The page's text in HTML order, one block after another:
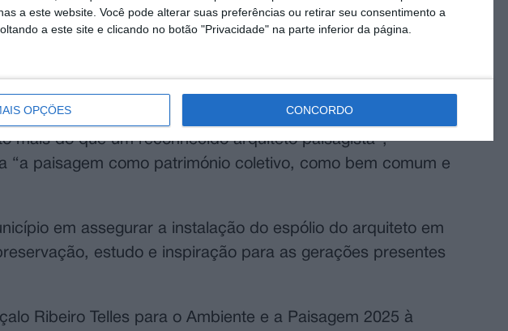
a este website. Você pode alterar suas preferências ou retirar seu consentimento a
a este site e clicando no botão "Privacidade" na parte inferior da página.
OPÇÕES CONCORDO
Ribeiro Telles com o território.
artéria desta vila, o município inscreve de forma
cuja vida, pensamento e obra marcaram
mais do que um reconhecido arquiteto paisagista”,
“a paisagem como património coletivo, como bem comum e
em assegurar a instalação do espólio do arquiteto em
estudo e inspiração para as gerações presentes
Ribeiro Telles para o Ambiente e a Paisagem 2025 à